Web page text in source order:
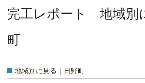
完工レポート 地域別
町
地域別に見る｜日野町